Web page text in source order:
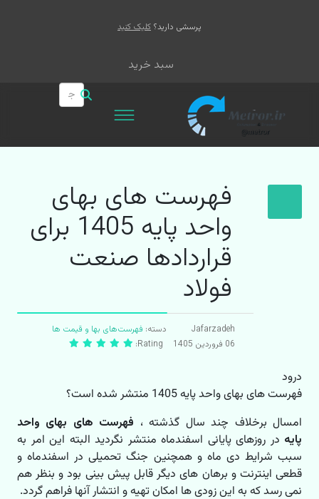
پرسشی دارید؟ کلیک کنید
سبد خرید
فهرست های بهای
واحد پایه 1405 برای
قراردادها صنعت
فولاد
Jafarzadeh دسته: فهرست‌های بها و قیمت ها
06 فروردين 1405
Rating:
درود
فهرست های بهای واحد پایه 1405 منتشر شده است؟
امسال برخلاف چند سال گذشته ، فهرست های بهای واحد
پایه در روزهای پایانی اسفندماه منتشر نگردید البته این امر به
سبب شرایط دی ماه و همچنین جنگ تحمیلی در اسفندماه و
قطعی اینترنت و برهان های دیگر قابل پیش بینی بود و بنظر هم
نمی رسد که به این زودی ها امکان تهیه و انتشار آنها فراهم گردد.